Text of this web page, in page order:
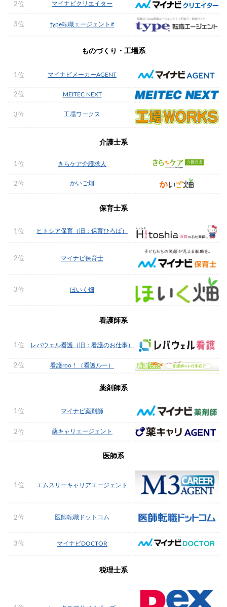
2位 マイナビクリエイター
3位 type転職エージェントit
ものづくり・工場系
1位 マイナビメーカーAGENT
2位 MEITEC NEXT
3位 工場ワークス
介護士系
1位 きらケア介護求人
2位 かいご畑
保育士系
1位 ヒトシア保育（旧：保育ひろば）
2位 マイナビ保育士
3位 ほいく畑
看護師系
1位 レバウェル看護（旧：看護のお仕事）
2位 看護roo！（看護ルー）
薬剤師系
1位 マイナビ薬剤師
2位 薬キャリエージェント
医師系
1位 エムスリーキャリアエージェント
2位 医師転職ドットコム
3位 マイナビDOCTOR
税理士系